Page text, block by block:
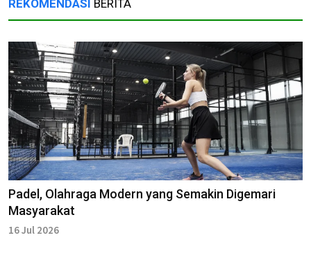
REKOMENDASI BERITA
Padel, Olahraga Modern yang Semakin Digemari
Masyarakat
16 Jul 2026